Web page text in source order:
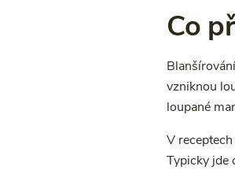
Co
vzniknou
loupané
V
Typicky jde